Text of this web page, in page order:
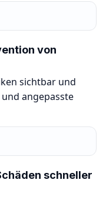
von
sichtbar und
angepasste
schneller